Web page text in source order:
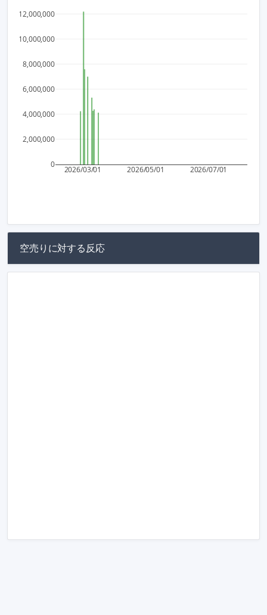
2026/03/01 2026/05/01 2026/07/01
0
2,000,000
4,000,000
6,000,000
8,000,000
10,000,000
12,000,000
空売りに対する反応